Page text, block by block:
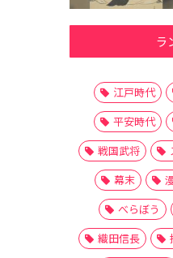
ラ
江戸時代
平安時代
戦国武将
幕末
べらぼう
織田信長